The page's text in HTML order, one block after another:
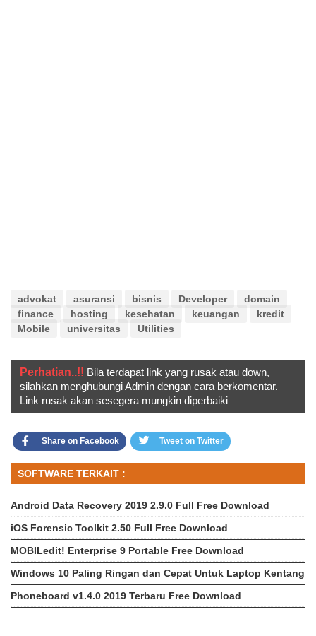
advokat asuransi bisnis Developer
domain
finance
hosting kesehatan keuangan
kredit
Mobile
universitas Utilities
Perhatian..!! Bila terdapat link yang rusak atau down,
silahkan menghubungi Admin dengan cara berkomentar.
Link rusak akan sesegera mungkin diperbaiki
Share on Facebook Tweet on Twitter
SOFTWARE TERKAIT :
Android Data Recovery 2019 2.9.0 Full Free Download
iOS Forensic Toolkit 2.50 Full Free Download
MOBILedit! Enterprise 9 Portable Free Download
Windows 10 Paling Ringan dan Cepat Untuk Laptop Kentang
Phoneboard v1.4.0 2019 Terbaru Free Download